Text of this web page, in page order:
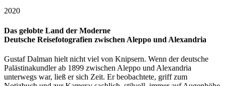
2020
Das gelobte Land der Moderne
Deutsche Reisefotografien zwischen Aleppo und Alexandria
Gustaf Dalman hielt nicht viel von Knipsern. Wenn der deutsche
Palästinakundler ab 1899 zwischen Aleppo und Alexandria
unterwegs war, ließ er sich Zeit. Er beobachtete, griff zum